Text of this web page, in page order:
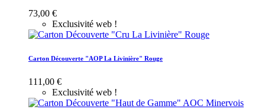
73,00 €
Exclusivité web !
Carton Découverte "AOP La Livinière" Rouge
111,00 €
Exclusivité web !